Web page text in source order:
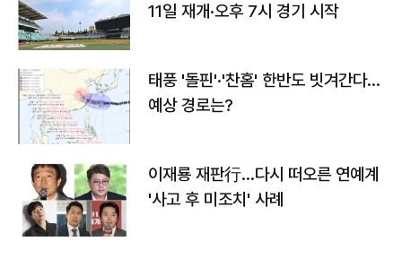
11일 재개·오후 7시 경기 시작
태풍 '돌핀'·'찬홈' 한반도 빗겨간다…
예상 경로는?
이재룡 재판行…다시 떠오른 연예계
'사고 후 미조치' 사례